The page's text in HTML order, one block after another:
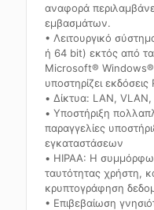
αναφορά
εμβασμάτων.
• Λειτουργικό
ή 64 bit) εκτός από
Microsoft®
υποστηρίζει εκδόσεις
• Δίκτυα: LAN,
• Υποστήριξη
παραγγελίες
εγκαταστάσεων
• HIPAA: Η
ταυτότητας χρήστη,
κρυπτογράφηση
• Επιβεβαίωση